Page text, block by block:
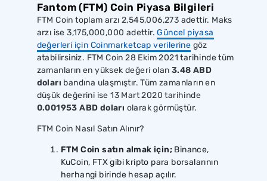
Fantom (FTM) Coin Piyasa Bilgileri
FTM Coin toplam arzı 2,545,006,273 adettir. Maks
arzı ise 3,175,000,000 adettir.Güncel piyasa
değerleri için Coinmarketcap verilerine göz
atabilirsiniz. FTM Coin 28 Ekim 2021 tarihinde tüm
zamanların en yüksek değeri olan 3.48 ABD
doları bandına ulaşmıştır. Tüm zamanların en
düşük değerini ise 13 Mart 2020 tarihinde
0.001953 ABD doları olarak görmüştür.
FTM Coin Nasıl Satın Alınır?
FTM Coin satın almak için; Binance,
KuCoin, FTX gibi kripto para borsalarının
herhangi birinde hesap açılır.